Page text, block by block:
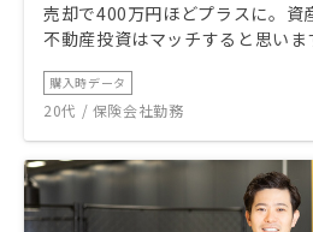
売却で400万円ほどプラスに。資
不動産投資はマッチすると思いま
購入時データ
20代 / 保険会社勤務